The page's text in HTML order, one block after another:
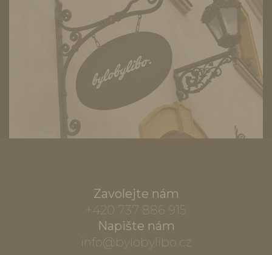
Zavolejte nám
+420 737 886 915
Napište nám
info@bylobylibo.cz